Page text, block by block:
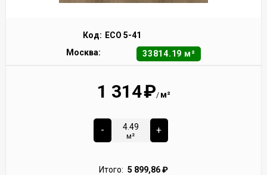
Код: ECO 5-41
Москва:
33814.19 м²
1 314₽/ м²
-
м²
+
Итого: 5 899,86₽